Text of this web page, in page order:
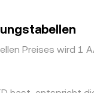
Preises wird 1